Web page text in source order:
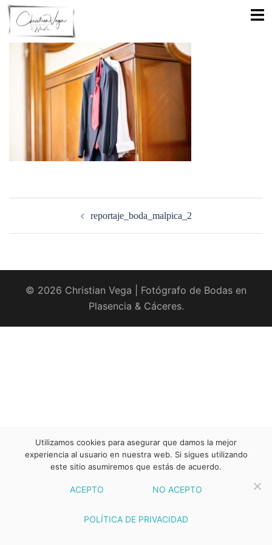
Saltar
contenido
reportaje_boda_malpica_2
© 2026 Christian Vega | Fotógrafo de Bodas en
Plasencia & Cáceres.
Utilizamos cookies para asegurar que damos la mejor
experiencia al usuario en nuestra web. Si sigues utilizando
este sitio asumiremos que estás de acuerdo.
ACEPTO NO ACEPTO
POLÍTICA DE PRIVACIDAD